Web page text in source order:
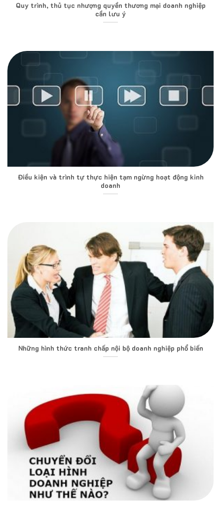
Quy trình, thủ tục nhượng quyền thương mại doanh nghiệp
cần lưu ý
Điều kiện và trình tự thực hiện tạm ngừng hoạt động kinh
doanh
Những hình thức tranh chấp nội bộ doanh nghiệp phổ biến